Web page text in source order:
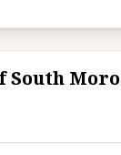
South